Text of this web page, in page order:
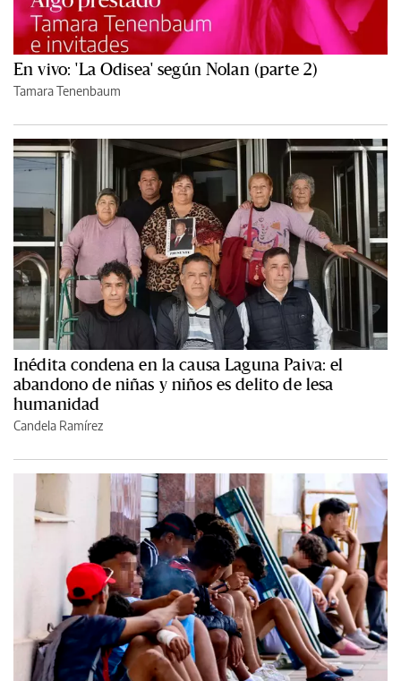
En vivo: 'La Odisea' según Nolan (parte 2)
Tamara Tenenbaum
Inédita condena en la causa Laguna Paiva: el
abandono de niñas y niños es delito de lesa
humanidad
Candela Ramírez